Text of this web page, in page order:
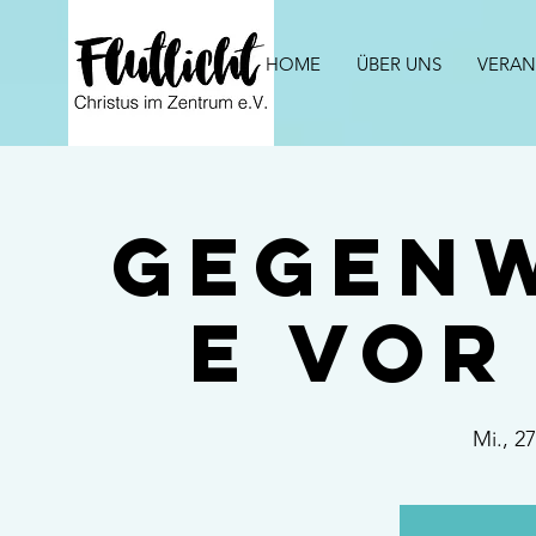
HOME ÜBER UNS
e
Mi.,